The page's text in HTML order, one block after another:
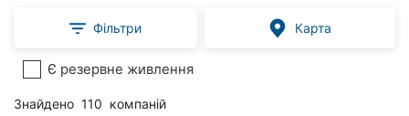
Фільтри Карта
Є резервне живлення
Знайдено 110 компаній